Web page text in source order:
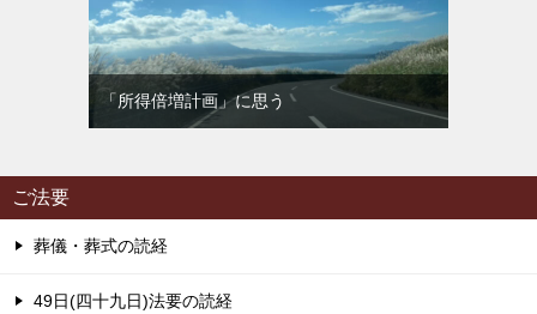
「所得倍増計画」に思う
ご法要
葬儀・葬式の読経
49日(四十九日)法要の読経